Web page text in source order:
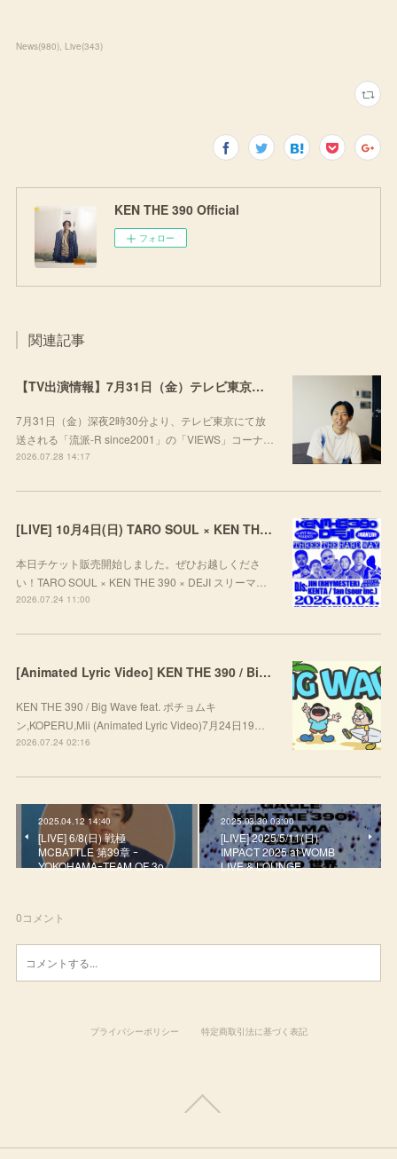
News(980) Live(343)
KEN THE 390 Official
フォロー
関連記事
【TV出演情報】7月31日（金）テレビ東京「流派-R since2001」
7月31日（金）深夜2時30分より、テレビ東京にて放
送される「流派-R since2001」の「VIEWS」コーナ…
2026.07.28 14:17
[LIVE] 10月4日(日) TARO SOUL × KEN THE 390 × DEJI スリーマンLIVE "THREE THE HARD WAY” @ ORD. 代官山
本日チケット販売開始しました。ぜひお越しくださ
い！TARO SOUL × KEN THE 390 × DEJI スリーマ…
2026.07.24 11:00
[Animated Lyric Video] KEN THE 390 / Big Wave feat. ポチョムキン,KOPERU,Mii
KEN THE 390 / Big Wave feat. ポチョムキ
ン,KOPERU,Mii (Animated Lyric Video)7月24日19…
2026.07.24 02:16
2025.04.12 14:40
[LIVE] 6/8(日) 戦極
MCBATTLE 第39章 ｰ
YOKOHAMAｰTEAM OF 3o…
2025.03.30 03:00
[LIVE] 2025/5/11(日)
IMPACT 2025 at WOMB
LIVE & LOUNGE
0コメント
プライバシーポリシー 特定商取引法に基づく表記